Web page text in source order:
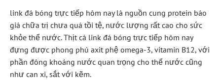
link đá bóng trực tiếp hôm nay là nguồn cung protein báo
giá chữa trị chưa quá tồi tệ, nước lượng rất cao cho sức
khỏe thể nước. Thịt cá link đá bóng trực tiếp hôm nay
đựng được phong phú axit phệ omega-3, vitamin B12, với
phần đông khoáng nước quan trọng cho thể nước cũng
như can xi, sắt với kẽm.